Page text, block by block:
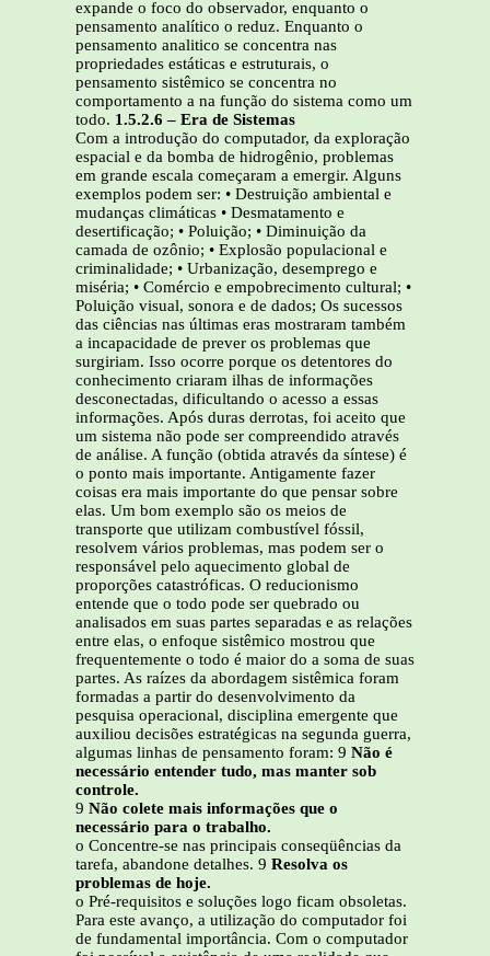
expande o foco do observador, enquanto o
pensamento analítico o reduz. Enquanto o
pensamento analitico se concentra nas
propriedades estáticas e estruturais, o
pensamento sistêmico se concentra no
comportamento a na função do sistema como um
todo. 1.5.2.6 – Era de Sistemas
Com a introdução do computador, da exploração
espacial e da bomba de hidrogênio, problemas
em grande escala começaram a emergir. Alguns
exemplos podem ser: • Destruição ambiental e
mudanças climáticas • Desmatamento e
desertificação; • Poluição; • Diminuição da
camada de ozônio; • Explosão populacional e
criminalidade; • Urbanização, desemprego e
miséria; • Comércio e empobrecimento cultural; •
Poluição visual, sonora e de dados; Os sucessos
das ciências nas últimas eras mostraram também
a incapacidade de prever os problemas que
surgiriam. Isso ocorre porque os detentores do
conhecimento criaram ilhas de informações
desconectadas, dificultando o acesso a essas
informações. Após duras derrotas, foi aceito que
um sistema não pode ser compreendido através
de análise. A função (obtida através da síntese) é
o ponto mais importante. Antigamente fazer
coisas era mais importante do que pensar sobre
elas. Um bom exemplo são os meios de
transporte que utilizam combustível fóssil,
resolvem vários problemas, mas podem ser o
responsável pelo aquecimento global de
proporções catastróficas. O reducionismo
entende que o todo pode ser quebrado ou
analisados em suas partes separadas e as relações
entre elas, o enfoque sistêmico mostrou que
frequentemente o todo é maior do a soma de suas
partes. As raízes da abordagem sistêmica foram
formadas a partir do desenvolvimento da
pesquisa operacional, disciplina emergente que
auxiliou decisões estratégicas na segunda guerra,
algumas linhas de pensamento foram: 9 Não é
necessário entender tudo, mas manter sob
controle.
9 Não colete mais informações que o
necessário para o trabalho.
o Concentre-se nas principais conseqüências da
tarefa, abandone detalhes. 9 Resolva os
problemas de hoje.
o Pré-requisitos e soluções logo ficam obsoletas.
Para este avanço, a utilização do computador foi
de fundamental importância. Com o computador